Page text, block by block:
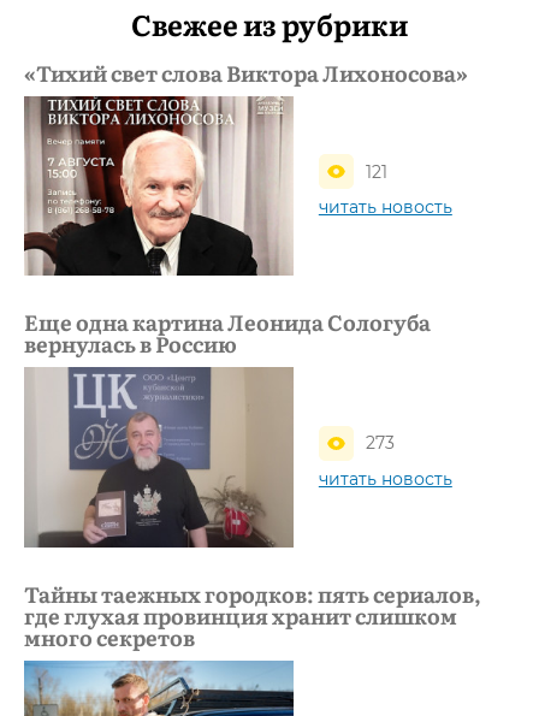
Свежее из рубрики
«Тихий свет слова Виктора Лихоносова»
121
читать новость
Еще одна картина Леонида Сологуба
вернулась в Россию
273
читать новость
Тайны таежных городков: пять сериалов,
где глухая провинция хранит слишком
много секретов